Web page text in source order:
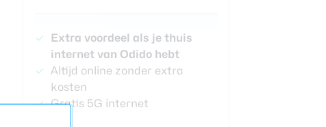
Extra voordeel als je thuis
internet van Odido hebt
Altijd online zonder extra
kosten
Gratis 5G internet